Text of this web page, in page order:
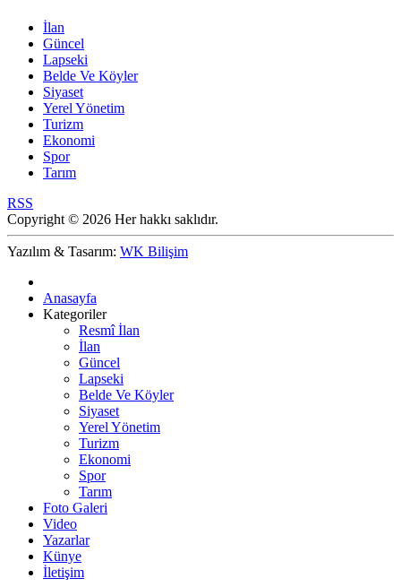
İlan
Güncel
Lapseki
Belde Ve Köyler
Siyaset
Yerel Yönetim
Turizm
Ekonomi
Spor
Tarım
RSS
Copyright © 2026 Her hakkı saklıdır.
Yazılım & Tasarım: WK Bilişim
Anasayfa
Kategoriler
Resmî İlan
İlan
Güncel
Lapseki
Belde Ve Köyler
Siyaset
Yerel Yönetim
Turizm
Ekonomi
Spor
Tarım
Foto Galeri
Video
Yazarlar
Künye
İletişim